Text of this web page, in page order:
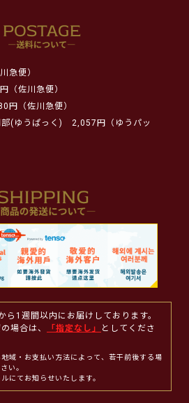
急便）
（佐川急便）
円（佐川急便）
(ゆうぱっく)
2,057円（ゆうパッ
ら1週間以内にお届けしております。
場合は、
「指定なし」
としてくださ
域・お支払い方法によって、若干前後する場
い。
にてお知らせいたします。